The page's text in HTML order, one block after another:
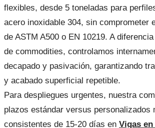
flexibles, desde 5 toneladas para
acero inoxidable 304, sin comprometer
de ASTM A500 o EN 10219. A
de commodities, controlamos
decapado y pasivación, garantizando
y acabado superficial repetible.
Para despliegues urgentes, nuestra
plazos estándar versus personalizados
consistentes de 15-20 días en Vigas en